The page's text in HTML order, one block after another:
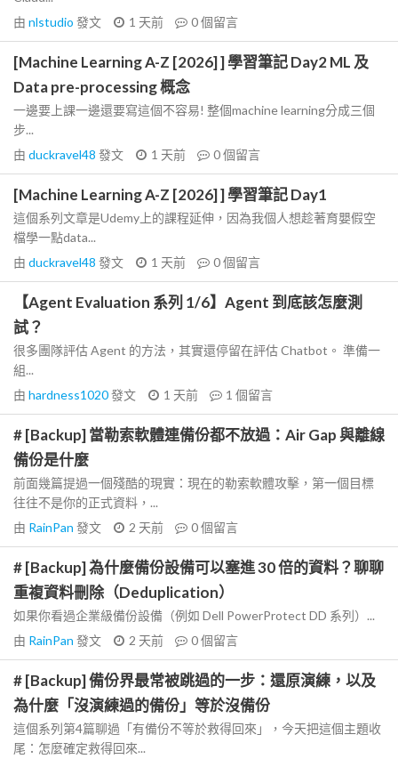
由 nlstudio 發文 1 天前 0個留言
[Machine Learning A-Z [2026] ] 學習筆記 Day2 ML 及
Data pre-processing 概念
一邊要上課一邊還要寫這個不容易! 整個machine learning分成三個
步...
由 duckravel48 發文 1 天前 0個留言
[Machine Learning A-Z [2026] ] 學習筆記 Day1
這個系列文章是Udemy上的課程延伸，因為我個人想趁著育嬰假空
檔學一點data...
由 duckravel48 發文 1 天前 0個留言
【Agent Evaluation 系列 1/6】Agent 到底該怎麼測
試？
很多團隊評估 Agent 的方法，其實還停留在評估 Chatbot。 準備一
組...
由 hardness1020發文 1 天前 1 個留言
# [Backup] 當勒索軟體連備份都不放過：Air Gap 與離線
備份是什麼
前面幾篇提過一個殘酷的現實：現在的勒索軟體攻擊，第一個目標
往往不是你的正式資料，...
由 RainPan 發文 2 天前 0個留言
# [Backup] 為什麼備份設備可以塞進 30 倍的資料？聊聊
重複資料刪除（Deduplication）
如果你看過企業級備份設備（例如 Dell PowerProtect DD 系列）...
由 RainPan 發文 2 天前 0個留言
# [Backup] 備份界最常被跳過的一步：還原演練，以及
為什麼「沒演練過的備份」等於沒備份
這個系列第4篇聊過「有備份不等於救得回來」，今天把這個主題收
尾：怎麼確定救得回來...